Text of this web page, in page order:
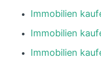
Immobilien
Immobilien
Immobilien